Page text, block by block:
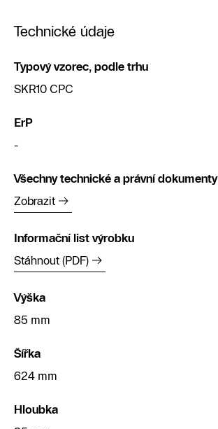
Technické údaje
Typový vzorec, podle trhu
SKR10 CPC
ErP
-
Všechny technické a právní dokumenty
Zobrazit
Informační list výrobku
Stáhnout (PDF)
Výška
85 mm
Šířka
624 mm
Hloubka